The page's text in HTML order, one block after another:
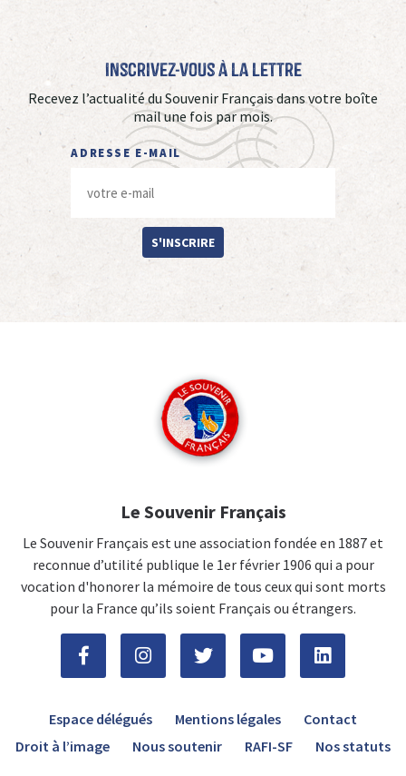
Inscrivez-vous à La Lettre
Recevez l’actualité du Souvenir Français dans votre boîte
mail une fois par mois.
ADRESSE E-MAIL
S'INSCRIRE
Le Souvenir Français
Le Souvenir Français est une association fondée en 1887 et
reconnue d’utilité publique le 1er février 1906 qui a pour
vocation d'honorer la mémoire de tous ceux qui sont morts
pour la France qu’ils soient Français ou étrangers.
Espace délégués Mentions légales
Contact
Droit à l’image
Nous soutenir RAFI-SF Nos statuts